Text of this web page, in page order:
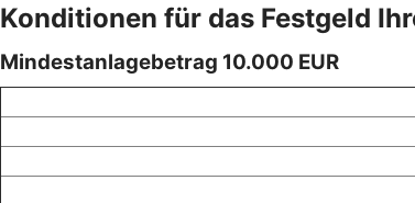
Konditionen für das Festgeld
Mindestanlagebetrag 10.000 EUR